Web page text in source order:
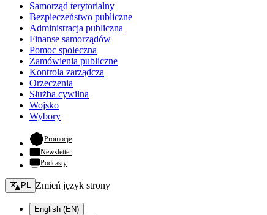
Samorząd terytorialny
Bezpieczeństwo publiczne
Administracja publiczna
Finanse samorządów
Pomoc społeczna
Zamówienia publiczne
Kontrola zarządcza
Orzeczenia
Służba cywilna
Wojsko
Wybory
Promocje- otwiera się w nowej karcie
Newsletter
Podcasty
Zmień język - bieżący:
PL Zmień język strony
English (EN)